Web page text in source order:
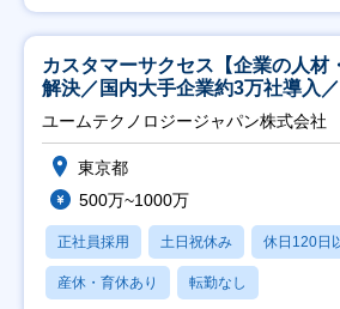
カスタマーサクセス【企業の人材
解決／国内大手企業約3万社導入／
ユームテクノロジージャパン株式会社
東京都
500万~1000万
正社員採用 土日祝休み 休日120日
産休・育休あり 転勤なし